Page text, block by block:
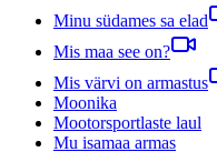
Minu südames sa elad
Mis maa see on?
Mis värvi on armastus
Moonika
Mootorsportlaste laul
Mu isamaa armas